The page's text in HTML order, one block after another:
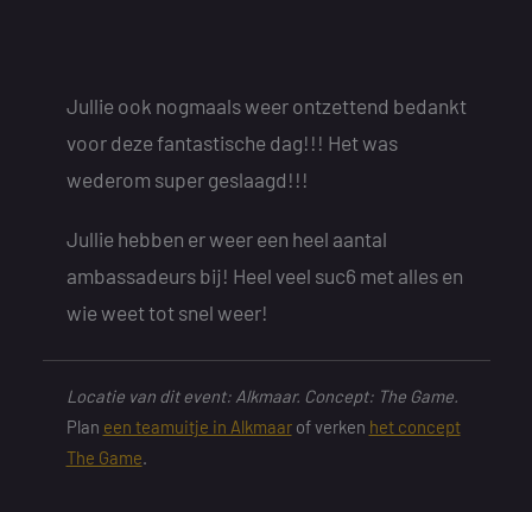
Jullie ook nogmaals weer ontzettend bedankt
voor deze fantastische dag!!! Het was
wederom super geslaagd!!!
Jullie hebben er weer een heel aantal
ambassadeurs bij! Heel veel suc6 met alles en
wie weet tot snel weer!
Locatie van dit event: Alkmaar. Concept: The Game.
Plan een teamuitje in Alkmaarof verken het concept
The Game.